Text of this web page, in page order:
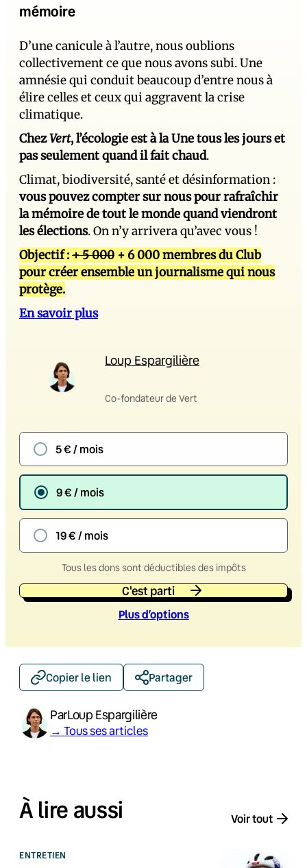
mémoire
D’une canicule à l’autre, nous oublions
collectivement ce que nous avons subi. Une
amnésie qui conduit beaucoup d’entre nous à
élire celles et ceux qui aggravent la crise
climatique.
ChezVert, l’écologie est à la Une tous les jours et
pas seulement quand il fait chaud.
Climat, biodiversité, santé et désinformation :
vous pouvez compter sur nous pour rafraîchir
la mémoire de tout le monde quand viendront
les élections. On n’y arrivera qu’avec vous !
Objectif :+ 5 000 + 6 000 membres du Club
pour créer ensemble un journalisme qui nous
protège.
En savoir plus
Loup Espargilière
Co-fondateur de Vert
5 € / mois
9 € / mois
19 € / mois
Tous les dons sont déductibles des impôts
C'est parti
Plus d’options
Copier le lien Partager
ParLoup Espargilière
→ Tous ses articles
À lire aussi Voir tout
ENTRETIEN